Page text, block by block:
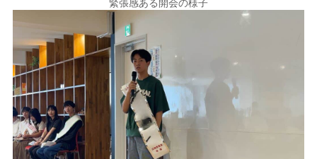
緊張感ある開会の様子